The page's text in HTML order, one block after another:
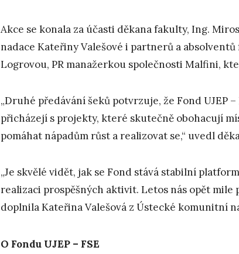
Akce se konala za účasti děkana fakulty, Ing.
nadace Kateřiny Valešové i partnerů a
Logrovou, PR manažerkou společnosti Malfini,
„Druhé předávání šeků potvrzuje, že Fond UJEP
přicházejí s projekty, které skutečně obohacují
pomáhat nápadům růst a realizovat se,“ uvedl
„Je skvělé vidět, jak se Fond stává stabilní
realizaci prospěšných aktivit. Letos nás opět
doplnila Kateřina Valešová z Ústecké komunitní
O Fondu UJEP – FSE